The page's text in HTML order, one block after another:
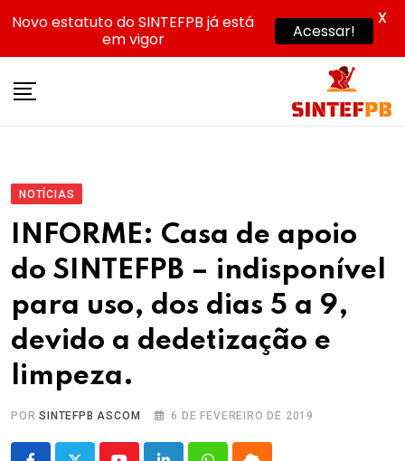
NOTÍCIAS
INFORME: Casa de apoio
do SINTEFPB – indisponível
para uso, dos dias 5 a 9,
devido a dedetização e
limpeza.
PORSINTEFPB ASCOM 6 DE FEVEREIRO DE 2019
Novo estatuto do SINTEFPB já está
em vigor
Acessar!
X